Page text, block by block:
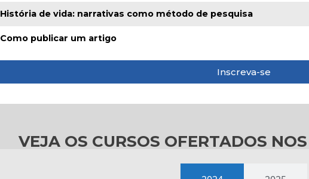
História de vida: narrativas como método de pesquisa
Como publicar um artigo
Inscreva-se
VEJA OS CURSOS OFERTADOS